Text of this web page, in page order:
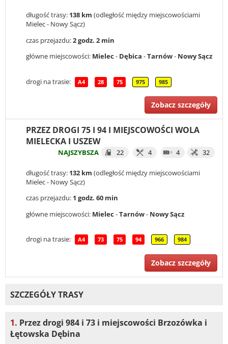
długość trasy: 138 km (odległość między miejscowościami
Mielec - Nowy Sącz)
czas przejazdu:2 godz. 2 min
główne miejscowości: Mielec - Dębica -Tarnów- Nowy Sącz
drogi na trasie: A4 28 75 975 985
Zobacz szczegóły
PRZEZ DROGI 75 I 94 I MIEJSCOWOŚCI WOLA
MIELECKA I USZEW
NAJSZYBSZA 22 4 4 32
długość trasy: 132 km (odległość między miejscowościami
Mielec - Nowy Sącz)
czas przejazdu: 1 godz. 60 min
główne miejscowości: Mielec -Tarnów- Nowy Sącz
drogi na trasie: A4 73 75 94 966 984
Zobacz szczegóły
SZCZEGÓŁY TRASY
1. Przez drogi 984 i 73 i miejscowości Brzozówka i
Łętowska Dębina